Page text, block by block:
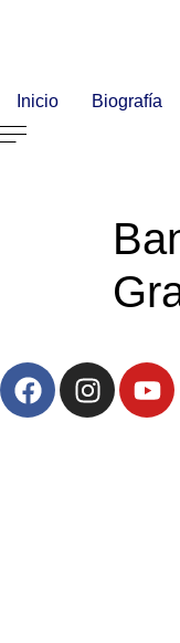
Inicio Biografía